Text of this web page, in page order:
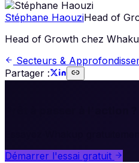
Stéphane HaouziHead of
Head of Growth chez
Secteurs &
Partager :
Démarrer l'essai gratuit